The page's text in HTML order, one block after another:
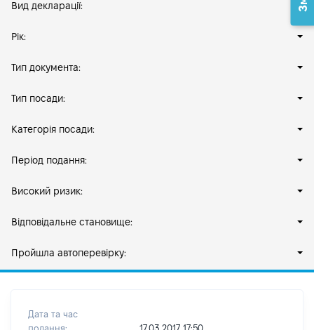
Вид декларації:
Рік:
Тип документа:
Тип посади:
Категорія посади:
Період подання:
Високий ризик:
Відповідальне становище:
Пройшла автоперевірку:
Дата та час
подання:
17.03.2017 17:50